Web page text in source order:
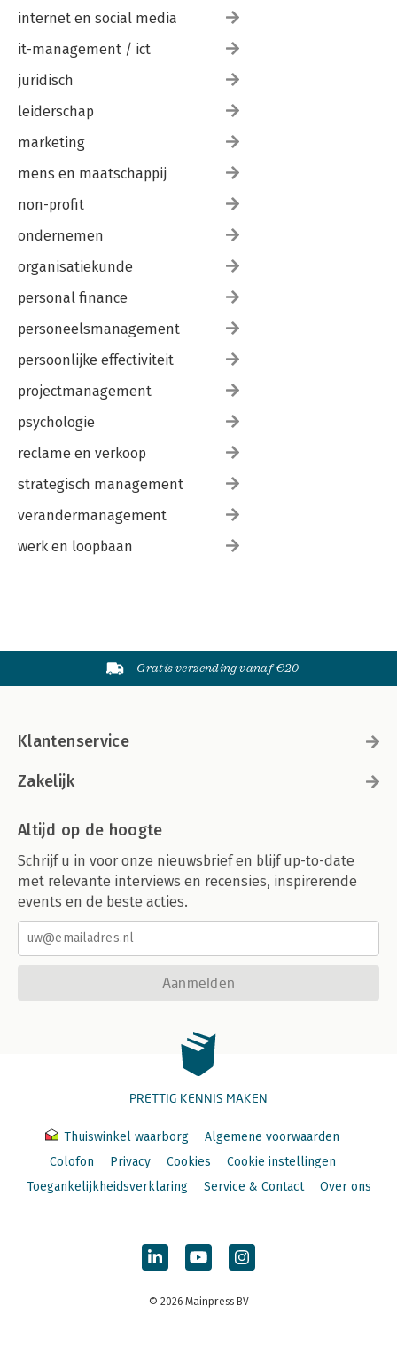
internet en social media
it-management / ict
juridisch
leiderschap
marketing
mens en maatschappij
non-profit
ondernemen
organisatiekunde
personal finance
personeelsmanagement
persoonlijke effectiviteit
projectmanagement
psychologie
reclame en verkoop
strategisch management
verandermanagement
werk en loopbaan
Gratis verzending vanaf €20
Klantenservice
Zakelijk
Altijd op de hoogte
Schrijf u in voor onze nieuwsbrief en blijf up-to-date
met relevante interviews en recensies, inspirerende
events en de beste acties.
Aanmelden
PRETTIG KENNIS MAKEN
Thuiswinkel waarborg
Algemene voorwaarden
Colofon
Privacy Cookies
Cookie instellingen
Toegankelijkheidsverklaring
Service & Contact Over ons
© 2026 Mainpress BV